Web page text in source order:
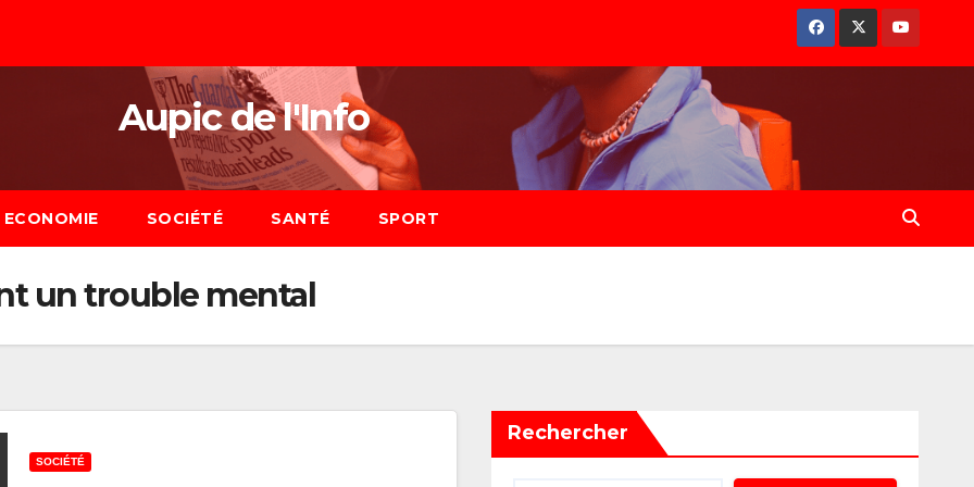
Aupic de l'Info
ECONOMIE SOCIÉTÉ SANTÉ SPORT
un trouble mental
SOCIÉTÉ
Rechercher